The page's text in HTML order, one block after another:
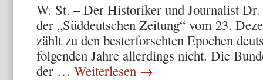
W. St. – Der Historiker und Journalist
der „Süddeutschen Zeitung“ vom 23.
zählt zu den besterforschten Epochen
folgenden Jahre allerdings nicht. Die
der … Weiterlesen →